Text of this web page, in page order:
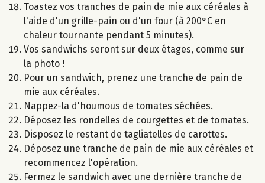
Toastez vos tranches de pain de mie aux céréales à
l'aide d'un grille-pain ou d'un four (à 200°C en
chaleur tournante pendant 5 minutes).
Vos sandwichs seront sur deux étages, comme sur
la photo !
Pour un sandwich, prenez une tranche de pain de
mie aux céréales.
Nappez-la d'houmous de tomates séchées.
Déposez les rondelles de courgettes et de tomates.
Disposez le restant de tagliatelles de carottes.
Déposez une tranche de pain de mie aux céréales et
recommencez l'opération.
Fermez le sandwich avec une dernière tranche de